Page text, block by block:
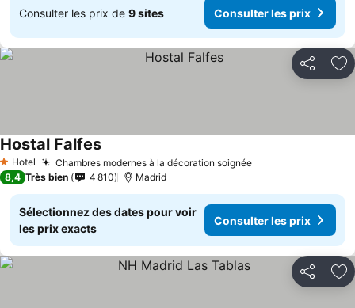
Consulter les prix de 9 sites Consulter les prix
Partager
1 Étoiles
Hotel Chambres modernes à la décoration soignéeConsulter les
Hostal FalfesConsulter les prix
8,4 Très bien 4 810 Madrid
Sélectionnez des dates pour voir
les prix exacts
Consulter les prix
Partager